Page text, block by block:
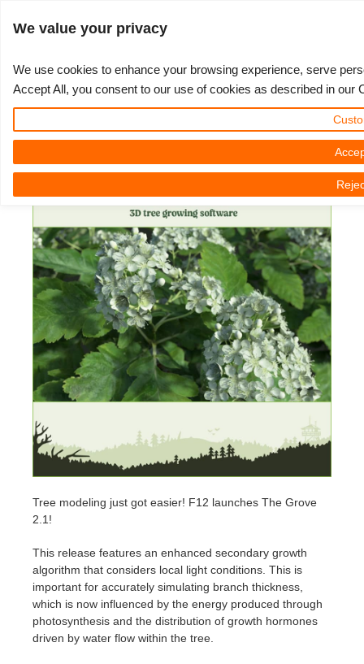
Unlimited Render
チケット
送り状一覧
購入履歴
アカウント情報を編集
TeamManager
2021
2020
2018
2017
2016
Memories Challenge
Summer Vibes 3D Challenge
RebusArt
Making-ofs
3D Artist of the Month
3D Artist of the Year
チュートリアル
サポート問い合わせ先
秘密保持契約
無制限レンダーレンタル
Maya
Blender
Corona
Redshift
Arnold
Mental Ray
Maxwell
Modo
TeamManager
The Grove 3D - Grove 2.1
Released
3D Community News | 2024年05月07日（火）
Tree modeling just got easier! F12 launches The Grove
2.1!
This release features an enhanced secondary growth
algorithm that considers local light conditions. This is
important for accurately simulating branch thickness,
which is now influenced by the energy produced through
photosynthesis and the distribution of growth hormones
driven by water flow within the tree.
We value your privacy
We use cookies to enhance your browsing experience, serve
Accept All, you consent to our use of cookies as described in our